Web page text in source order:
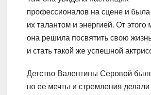
профессионалов на сцене и
их талантом и энергией. От этого
она решила посвятить свою
и стать такой же успешной
Детство Валентины Серовой
но ее мечты и стремления делали